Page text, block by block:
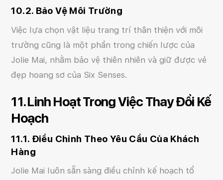
10.2. Bảo Vệ Môi Trường
Việc lựa chọn vật liệu trang trí thân thiện với môi
trường cũng là một phần trong chiến lược của
Jolie Mai, nhằm bảo vệ thiên nhiên và giữ được vẻ
đẹp hoang sơ của Six Senses.
11. Linh Hoạt Trong Việc Thay Đổi Kế
Hoạch
11.1. Điều Chỉnh Theo Yêu Cầu Của Khách
Hàng
Jolie Mai luôn sẵn sàng điều chỉnh kế hoạch tổ